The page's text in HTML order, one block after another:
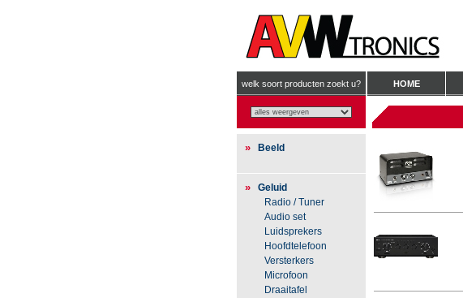
welk soort producten zoekt u? HOME
» Beeld
»
Geluid
Radio / Tuner
Audio set
Luidsprekers
Hoofdtelefoon
Versterkers
Microfoon
Draaitafel